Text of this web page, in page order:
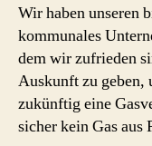
Wir haben unseren
kommunales
dem wir zufrieden
Auskunft zu geben,
zukünftig eine
sicher kein Gas aus